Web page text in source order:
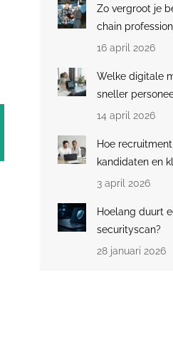
Zo vergroot je
chain
16 april 2026
Welke digitale
sneller
14 april 2026
Hoe
kandidaten en
3 april 2026
Hoelang duurt
securityscan?
28 januari 2026